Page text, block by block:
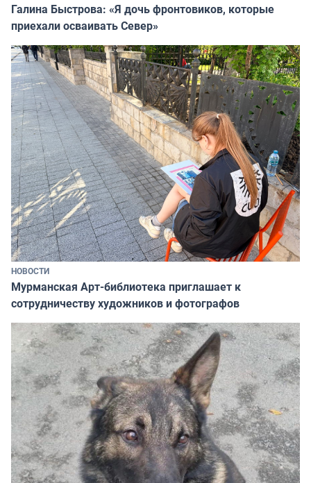
Галина Быстрова: «Я дочь фронтовиков, которые
приехали осваивать Север»
НОВОСТИ
Мурманская Арт-библиотека приглашает к
сотрудничеству художников и фотографов